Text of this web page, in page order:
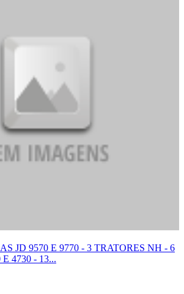
JD 9570 E 9770 - 3 TRATORES NH - 6
4730 - 13...